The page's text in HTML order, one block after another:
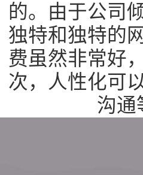
的。由于公司
独特和独特的
费虽然非常好
次，人性化可
沟通